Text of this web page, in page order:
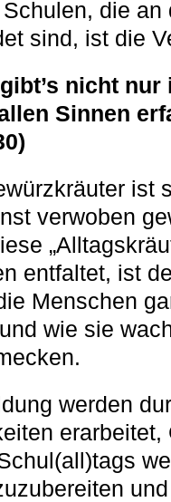
die an
sind, ist die
nicht nur
Sinnen
ist
verwoben
entfaltet, ist
Menschen
wie sie
werden